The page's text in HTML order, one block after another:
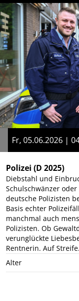
Fr, 05.06.2026 |
Polizei (D 2025)
Diebstahl und
Schulschwänzer
deutsche Polizisten
Basis echter
manchmal auch
Polizisten. Ob
verunglückte
Rentnerin. Auf
Alter